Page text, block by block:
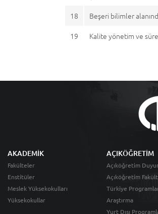
18
Beşeri bilimler
19
Kalite yönetim ve
AKADEMİK
Fakülteler
Enstitüler
Meslek Yüksekokulları
Yüksekokullar
AÇIKÖĞRETİM
Açıköğretim
Açıköğretim
Türkiye
Araştırma
Yurt Dışı